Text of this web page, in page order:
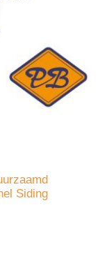
Siding